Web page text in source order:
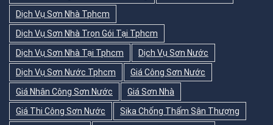
Dịch Vụ Sơn Nhà Tphcm
Dịch Vụ Sơn Nhà Trọn Gói Tại Tphcm
Dịch Vụ Sơn Nhà Tại Tphcm
Dịch Vụ Sơn Nước
Dịch Vụ Sơn Nước Tphcm
Giá Công Sơn Nước
Giá Nhân Công Sơn Nước
Giá Sơn Nhà
Giá Thi Công Sơn Nước
Sika Chống Thấm Sân Thượng